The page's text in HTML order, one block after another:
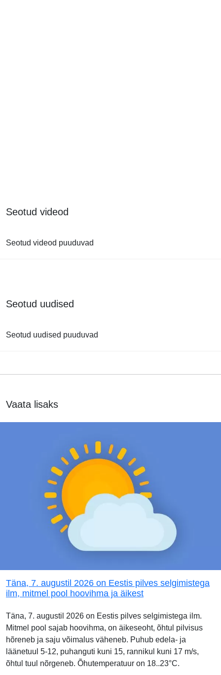
Seotud videod
Seotud videod puuduvad
Seotud uudised
Seotud uudised puuduvad
Vaata lisaks
Täna, 7. augustil 2026 on Eestis pilves selgimistega
ilm, mitmel pool hoovihma ja äikest
Täna, 7. augustil 2026 on Eestis pilves selgimistega ilm.
Mitmel pool sajab hoovihma, on äikeseoht, õhtul pilvisus
hõreneb ja saju võimalus väheneb. Puhub edela- ja
läänetuul 5-12, puhanguti kuni 15, rannikul kuni 17 m/s,
õhtul tuul nõrgeneb. Õhutemperatuur on 18..23°C.